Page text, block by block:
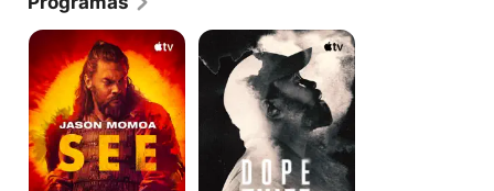
See
Dope
Thief:
ladrones
drogas